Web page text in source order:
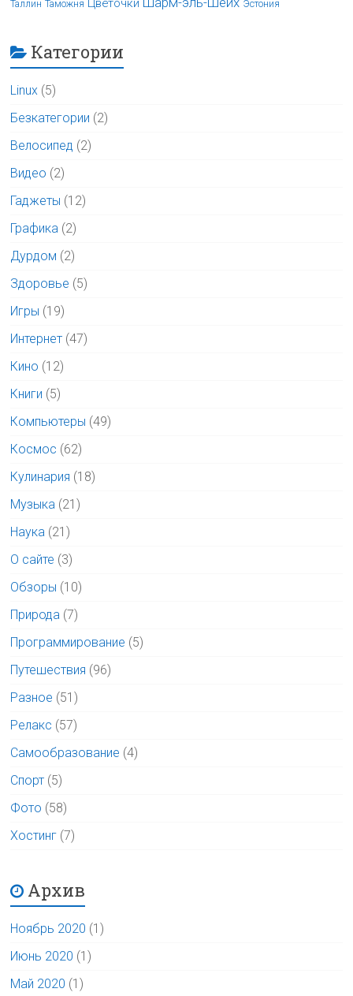
Таллин Таможня Цветочки Эстония
Категории
Linux (5)
Безкатегории (2)
Велосипед (2)
Видео (2)
Гаджеты (12)
Графика (2)
Дурдом (2)
Здоровье (5)
Игры (19)
Интернет (47)
Кино (12)
Книги (5)
Компьютеры (49)
Космос (62)
Кулинария (18)
Музыка (21)
Наука (21)
О сайте (3)
Обзоры (10)
Природа (7)
Программирование (5)
Путешествия (96)
Разное (51)
Релакс (57)
Самообразование (4)
Спорт (5)
Фото (58)
Хостинг (7)
Архив
Ноябрь 2020 (1)
Июнь 2020 (1)
Май 2020 (1)